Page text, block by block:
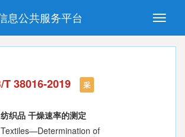
Toggle
息公共服务平台
标准 推荐性国家标准
文件 (National standards in foreign
language version)
38016-2019 采
纺织品 干燥速率的测定
of